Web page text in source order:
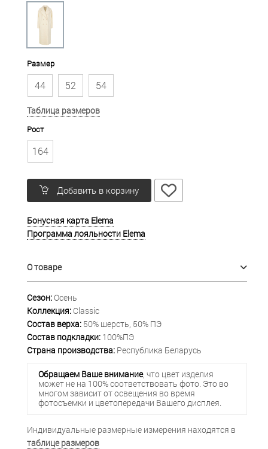
Размер
44 52 54
Таблица размеров
Рост
164
Добавить в корзину
Бонусная карта Elema
Программа лояльности Elema
О товаре
Сезон:Осень
Коллекция: Classic
Состав верха: 50% шерсть, 50% ПЭ
Состав подкладки: 100%ПЭ
Страна производства: Республика Беларусь
Обращаем Ваше внимание, что цвет изделия
может не на 100% соответствовать фото. Это во
многом зависит от освещения во время
фотосъемки и цветопередачи Вашего дисплея.
Индивидуальные размерные измерения находятся в
таблице размеров